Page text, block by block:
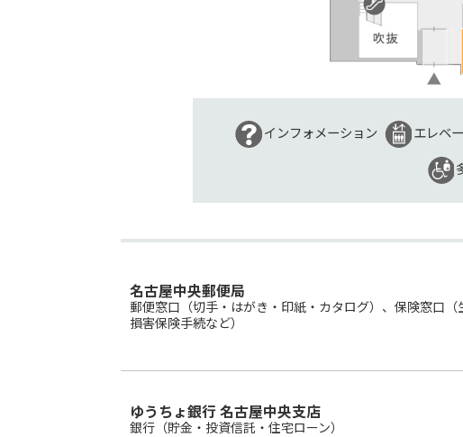
インフォメーション エレベ
名古屋中央郵便局
郵便窓口（切手・はがき・印紙・カタログ）、保険窓口（
損害保険手続など）
ゆうちょ銀行 名古屋中央支店
銀行（貯金・投資信託・住宅ローン）